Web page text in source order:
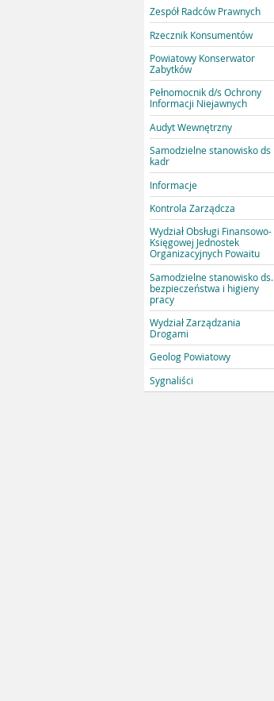
Zespół Radców Prawnych
Rzecznik Konsumentów
Powiatowy Konserwator
Zabytków
Pełnomocnik d/s Ochrony
Informacji Niejawnych
Audyt Wewnętrzny
Samodzielne stanowisko ds
kadr
Informacje
Kontrola Zarządcza
Wydział Obsługi Finansowo-
Księgowej Jednostek
Organizacyjnych Powaitu
Samodzielne stanowisko ds.
bezpieczeństwa i higieny
pracy
Wydział Zarządzania
Drogami
Geolog Powiatowy
Sygnaliści